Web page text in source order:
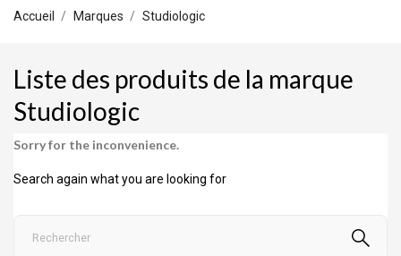
Accueil Marques Studiologic
Liste des produits de la marque
Studiologic
Sorry for the inconvenience.
Search again what you are looking for